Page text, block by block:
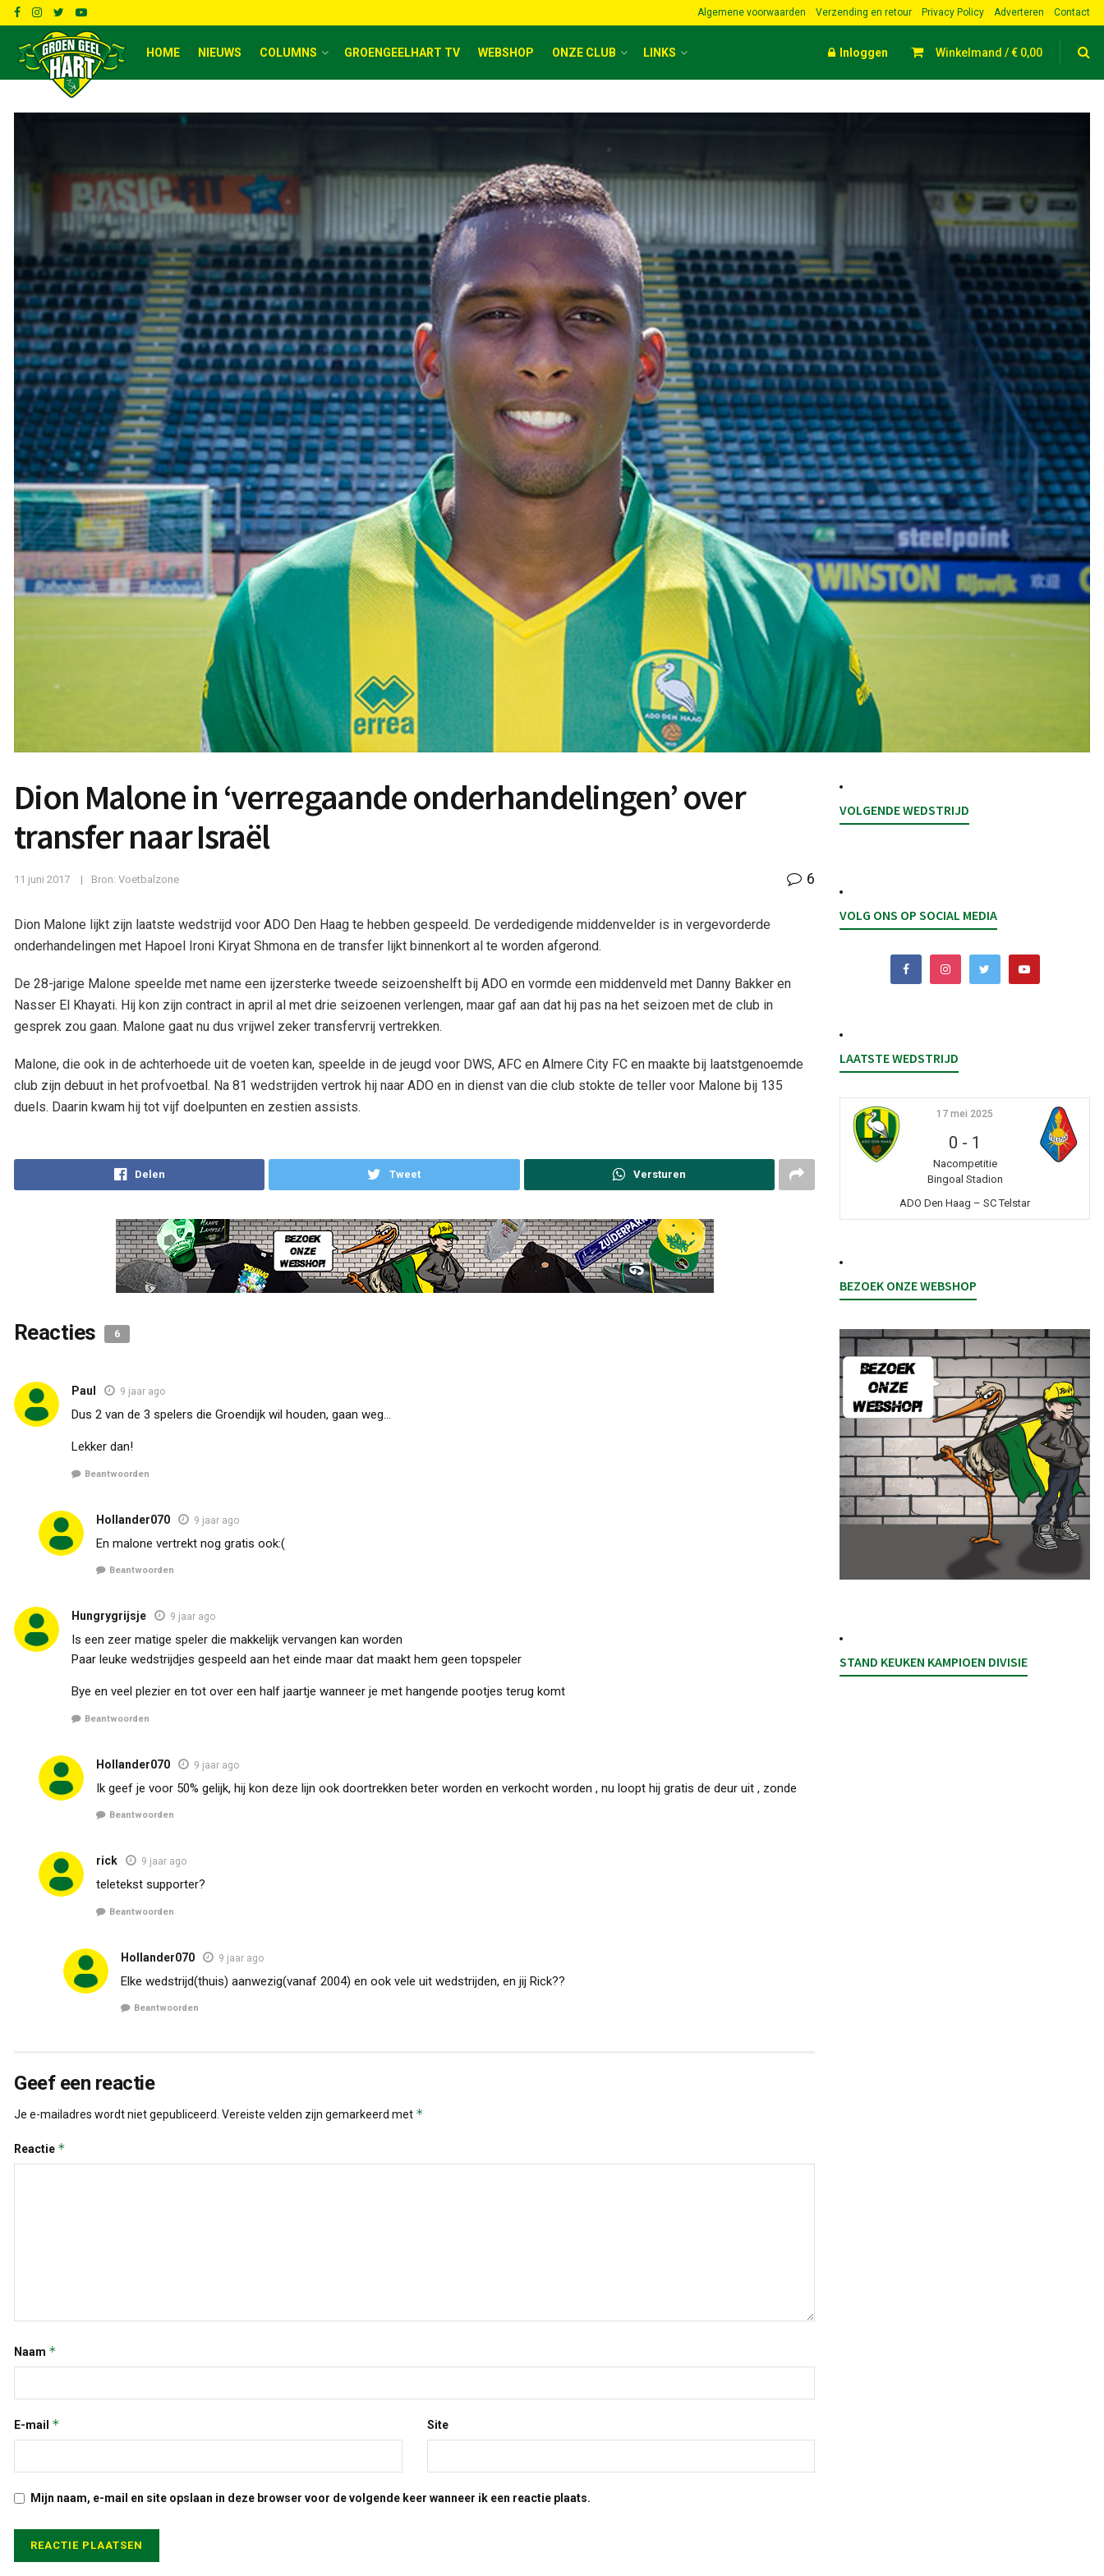
Algemene voorwaarden Verzending en retour Privacy Policy Adverteren Contact
HOME NIEUWS COLUMNS GROENGEELHART TV WEBSHOP ONZE CLUB LINKS Inloggen Winkelmand /€ 0,00
Dion Malone in ‘verregaande onderhandelingen’ over
transfer naar Israël
11 juni 2017 Bron: Voetbalzone 6
Dion Malone lijkt zijn laatste wedstrijd voor ADO Den Haag te hebben gespeeld. De verdedigende middenvelder is in vergevorderde
onderhandelingen met Hapoel Ironi Kiryat Shmona en de transfer lijkt binnenkort al te worden afgerond.
De 28-jarige Malone speelde met name een ijzersterke tweede seizoenshelft bij ADO en vormde een middenveld met Danny Bakker en
Nasser El Khayati. Hij kon zijn contract in april al met drie seizoenen verlengen, maar gaf aan dat hij pas na het seizoen met de club in
gesprek zou gaan. Malone gaat nu dus vrijwel zeker transfervrij vertrekken.
Malone, die ook in de achterhoede uit de voeten kan, speelde in de jeugd voor DWS, AFC en Almere City FC en maakte bij laatstgenoemde
club zijn debuut in het profvoetbal. Na 81 wedstrijden vertrok hij naar ADO en in dienst van die club stokte de teller voor Malone bij 135
duels. Daarin kwam hij tot vijf doelpunten en zestien assists.
Tweet
Reacties 6
Paul 9 jaar ago
Dus 2 van de 3 spelers die Groendijk wil houden, gaan weg…
Lekker dan!
Beantwoorden
Hollander070 9 jaar ago
En malone vertrekt nog gratis ook:(
Beantwoorden
Hungrygrijsje 9 jaar ago
Is een zeer matige speler die makkelijk vervangen kan worden
Paar leuke wedstrijdjes gespeeld aan het einde maar dat maakt hem geen topspeler
Bye en veel plezier en tot over een half jaartje wanneer je met hangende pootjes terug komt
Beantwoorden
Hollander070 9 jaar ago
Ik geef je voor 50% gelijk, hij kon deze lijn ook doortrekken beter worden en verkocht worden , nu loopt hij gratis de deur uit , zonde
Beantwoorden
rick 9 jaar ago
teletekst supporter?
Beantwoorden
Hollander070 9 jaar ago
Elke wedstrijd(thuis) aanwezig(vanaf 2004) en ook vele uit wedstrijden, en jij Rick??
Beantwoorden
Geef een reactie
Je e-mailadres wordt niet gepubliceerd. Vereiste velden zijn gemarkeerd met *
Reactie *
Naam *
E-mail * Site
Mijn naam, e-mail en site opslaan in deze browser voor de volgende keer wanneer ik een reactie plaats.
VOLGENDE WEDSTRIJD
VOLG ONS OP SOCIAL MEDIA
LAATSTE WEDSTRIJD
17 mei 2025
0 - 1
Nacompetitie
Bingoal Stadion
ADO Den Haag – SC Telstar
BEZOEK ONZE WEBSHOP
STAND KEUKEN KAMPIOEN DIVISIE